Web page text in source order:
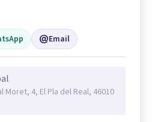
Email
Moret, 4, El Pla del Real, 46010